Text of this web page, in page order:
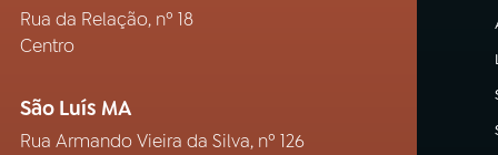
Rua da Relação, nº 18
Centro
São Luís MA
Rua Armando Vieira da Silva, nº 126